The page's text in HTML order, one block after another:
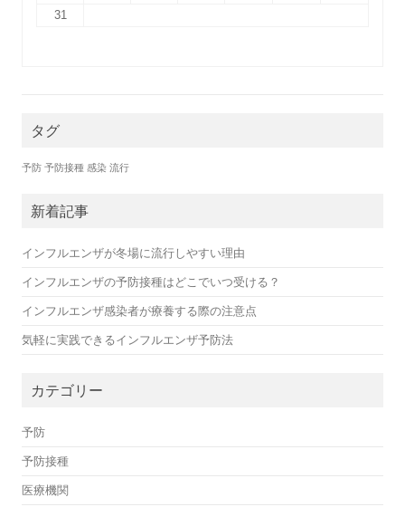
31
タグ
予防 予防接種 感染 流行
新着記事
インフルエンザが冬場に流行しやすい理由
インフルエンザの予防接種はどこでいつ受ける？
インフルエンザ感染者が療養する際の注意点
気軽に実践できるインフルエンザ予防法
カテゴリー
予防
予防接種
医療機関